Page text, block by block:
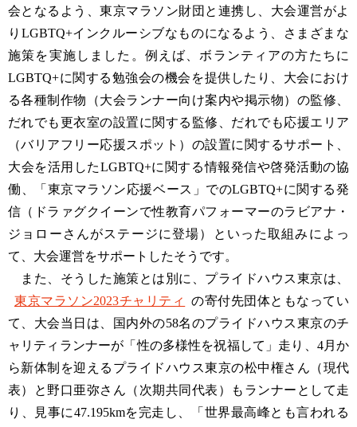
会となるよう、東京マラソン財団と連携し、大会運営がよ
りLGBTQ+インクルーシブなものになるよう、さまざまな
施策を実施しました。例えば、ボランティアの方たちに
LGBTQ+に関する勉強会の機会を提供したり、大会におけ
る各種制作物（大会ランナー向け案内や掲示物）の監修、
だれでも更衣室の設置に関する監修、だれでも応援エリア
（バリアフリー応援スポット）の設置に関するサポート、
大会を活用したLGBTQ+に関する情報発信や啓発活動の協
働、「東京マラソン応援ベース」でのLGBTQ+に関する発
信（ドラァグクイーンで性教育パフォーマーのラビアナ・
ジョローさんがステージに登場）といった取組みによっ
て、大会運営をサポートしたそうです。
また、そうした施策とは別に、プライドハウス東京は、
東京マラソン2023チャリティ
の寄付先団体ともなってい
て、大会当日は、国内外の58名のプライドハウス東京のチ
ャリティランナーが「性の多様性を祝福して」走り、4月か
ら新体制を迎えるプライドハウス東京の松中権さん（現代
表）と野口亜弥さん（次期共同代表）もランナーとして走
り、見事に47.195kmを完走し、「世界最高峰とも言われる